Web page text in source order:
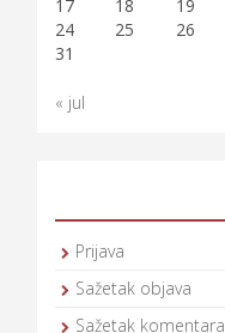
17
18 19
24
25 26
31
« jul
Prijava
Sažetak objava
Sažetak komentara